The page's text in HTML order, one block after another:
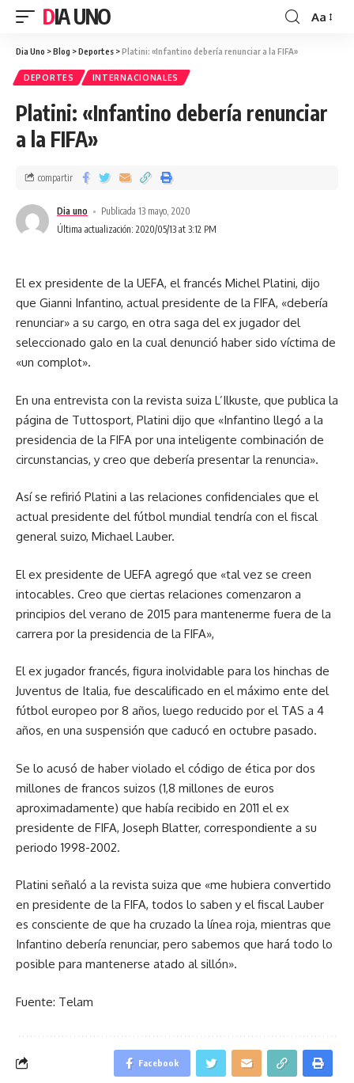
DIA UNO Aa
Dia Uno >Blog >Deportes >Platini: «Infantino debería renunciar a la FIFA»
DEPORTES INTERNACIONALES
Platini: «Infantino debería renunciar
a la FIFA»
Última actualización: 2020/05/13 at 3:12 PM
Dia uno Publicada 13 mayo, 2020
compartir
El ex presidente de la UEFA, el francés Michel Platini, dijo
que Gianni Infantino, actual presidente de la FIFA, «debería
renunciar» a su cargo, en otra saga del ex jugador del
seleccionado galo en la cual denunció haber sido víctima de
«un complot».
En una entrevista con la revista suiza L’Ilkuste, que publica la
página de Tuttosport, Platini dijo que «Infantino llegó a la
presidencia de la FIFA por una inteligente combinación de
circunstancias, y creo que debería presentar la renuncia».
Así se refirió Platini a las relaciones confidenciales que el
actual presidente del fútbol mundial tendría con el fiscal
general suizo, Michael Lauber.
El ex presidente de UEFA agregó que «tal vez se creen
intocables. Creo que ciertas relaciones comenzaron a
principios del verano de 2015 para mantenerme fuera de la
carrera por la presidencia de la FIFA»,
El ex jugador francés, figura inolvidable para los hinchas de
Juventus de Italia, fue descalificado en el máximo ente del
fútbol europeo por 8 años, luego reducido por el TAS a 4
años, en una suspensión que caducó en octubre pasado.
Se lo acusó de haber violado el código de ética por dos
millones de francos suizos (1,8 millones de euros
aproximadamente) que había recibido en 2011 el ex
presidente de FIFA, Joseph Blatter, correspondiente a su
periodo 1998-2002.
Platini señaló a la revista suiza que «me hubiera convertido
en presidente de la FIFA, todos lo saben y el fiscal Lauber
es consciente de que ha cruzado la línea roja, mientras que
Infantino debería renunciar, pero sabemos que hará todo lo
posible para mantenerse atado al sillón».
Fuente: Telam
Facebook